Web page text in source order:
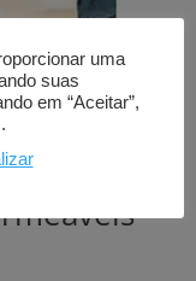
uma
suas
em “Aceitar”,